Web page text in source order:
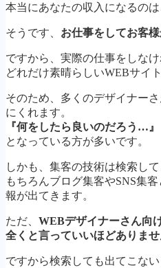
本当にあなたの収入になるの
そうです、 お仕事をしてお客
ですから、実際の仕事をしなけ
どれだけ素晴らしいWEBサイ
そのため、多くのデザイナー
にくれます。
『何をしたら良いのだろう…』
となっている方が多いです。
しかも、集客の技術は検索して
もちろんブログ集客やSNS集
報が出てきます。
ただ、 WEBデザイナーさん向
全くと言っていいほどありませ
ですから検索しても出てこない